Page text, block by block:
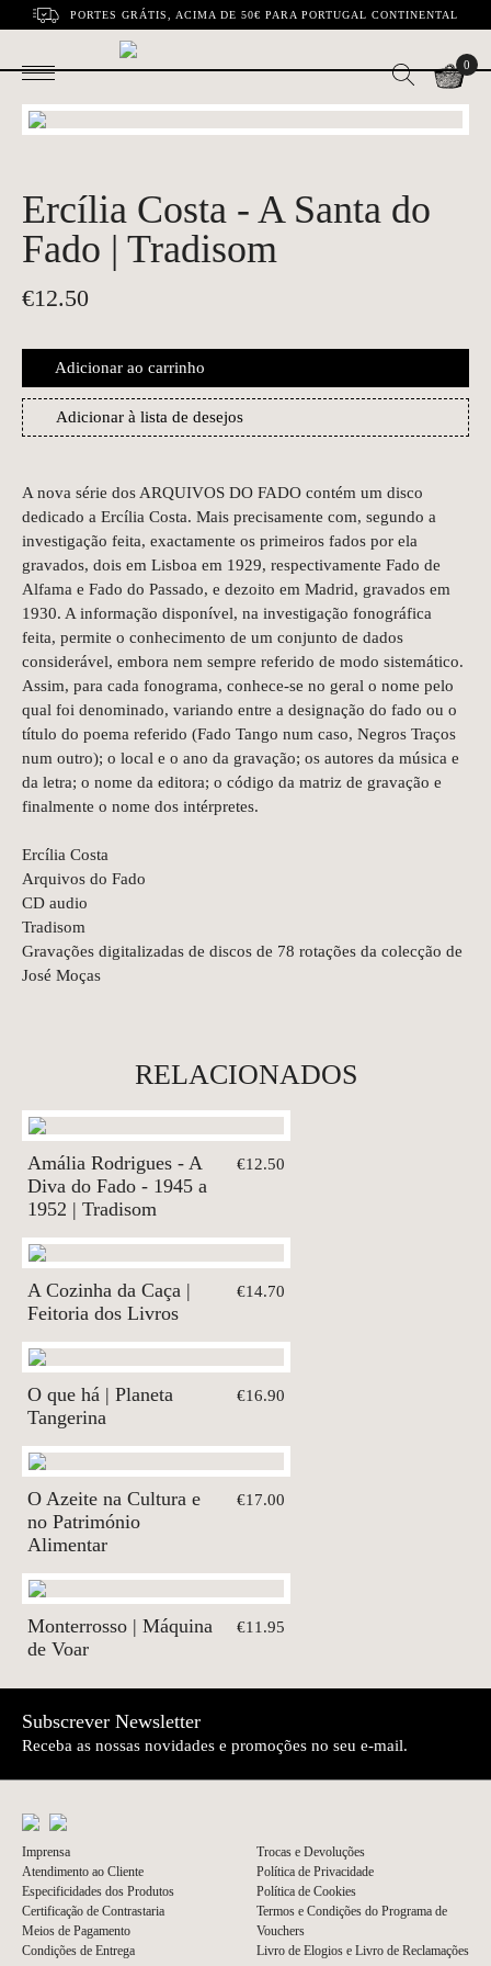
PORTES GRÁTIS, ACIMA DE 50€ PARA PORTUGAL CONTINENTAL
0
Ercília Costa - A Santa do
Fado | Tradisom
€12.50
Adicionar ao carrinho
Adicionar à lista de desejos
A nova série dos ARQUIVOS DO FADO contém um disco
dedicado a Ercília Costa. Mais precisamente com, segundo a
investigação feita, exactamente os primeiros fados por ela
gravados, dois em Lisboa em 1929, respectivamente Fado de
Alfama e Fado do Passado, e dezoito em Madrid, gravados em
1930. A informação disponível, na investigação fonográfica
feita, permite o conhecimento de um conjunto de dados
considerável, embora nem sempre referido de modo sistemático.
Assim, para cada fonograma, conhece-se no geral o nome pelo
qual foi denominado, variando entre a designação do fado ou o
título do poema referido (Fado Tango num caso, Negros Traços
num outro); o local e o ano da gravação; os autores da música e
da letra; o nome da editora; o código da matriz de gravação e
finalmente o nome dos intérpretes.
Ercília Costa
Arquivos do Fado
CD audio
Tradisom
Gravações digitalizadas de discos de 78 rotações da colecção de
José Moças
RELACIONADOS
Amália Rodrigues - A
Diva do Fado - 1945 a
1952 | Tradisom
€12.50
A Cozinha da Caça |
Feitoria dos Livros
€14.70
O que há | Planeta
Tangerina
€16.90
O Azeite na Cultura e
no Património
Alimentar
€17.00
Monterrosso | Máquina
de Voar
€11.95
Subscrever Newsletter
Receba as nossas novidades e promoções no seu e-mail.
Imprensa
Atendimento ao Cliente
Especificidades dos Produtos
Certificação de Contrastaria
Meios de Pagamento
Condições de Entrega
Trocas e Devoluções
Política de Privacidade
Política de Cookies
Termos e Condições do Programa de
Vouchers
Livro de Elogios e Livro de Reclamações